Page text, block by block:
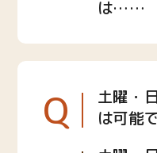
は……
Q
土曜・
は可能